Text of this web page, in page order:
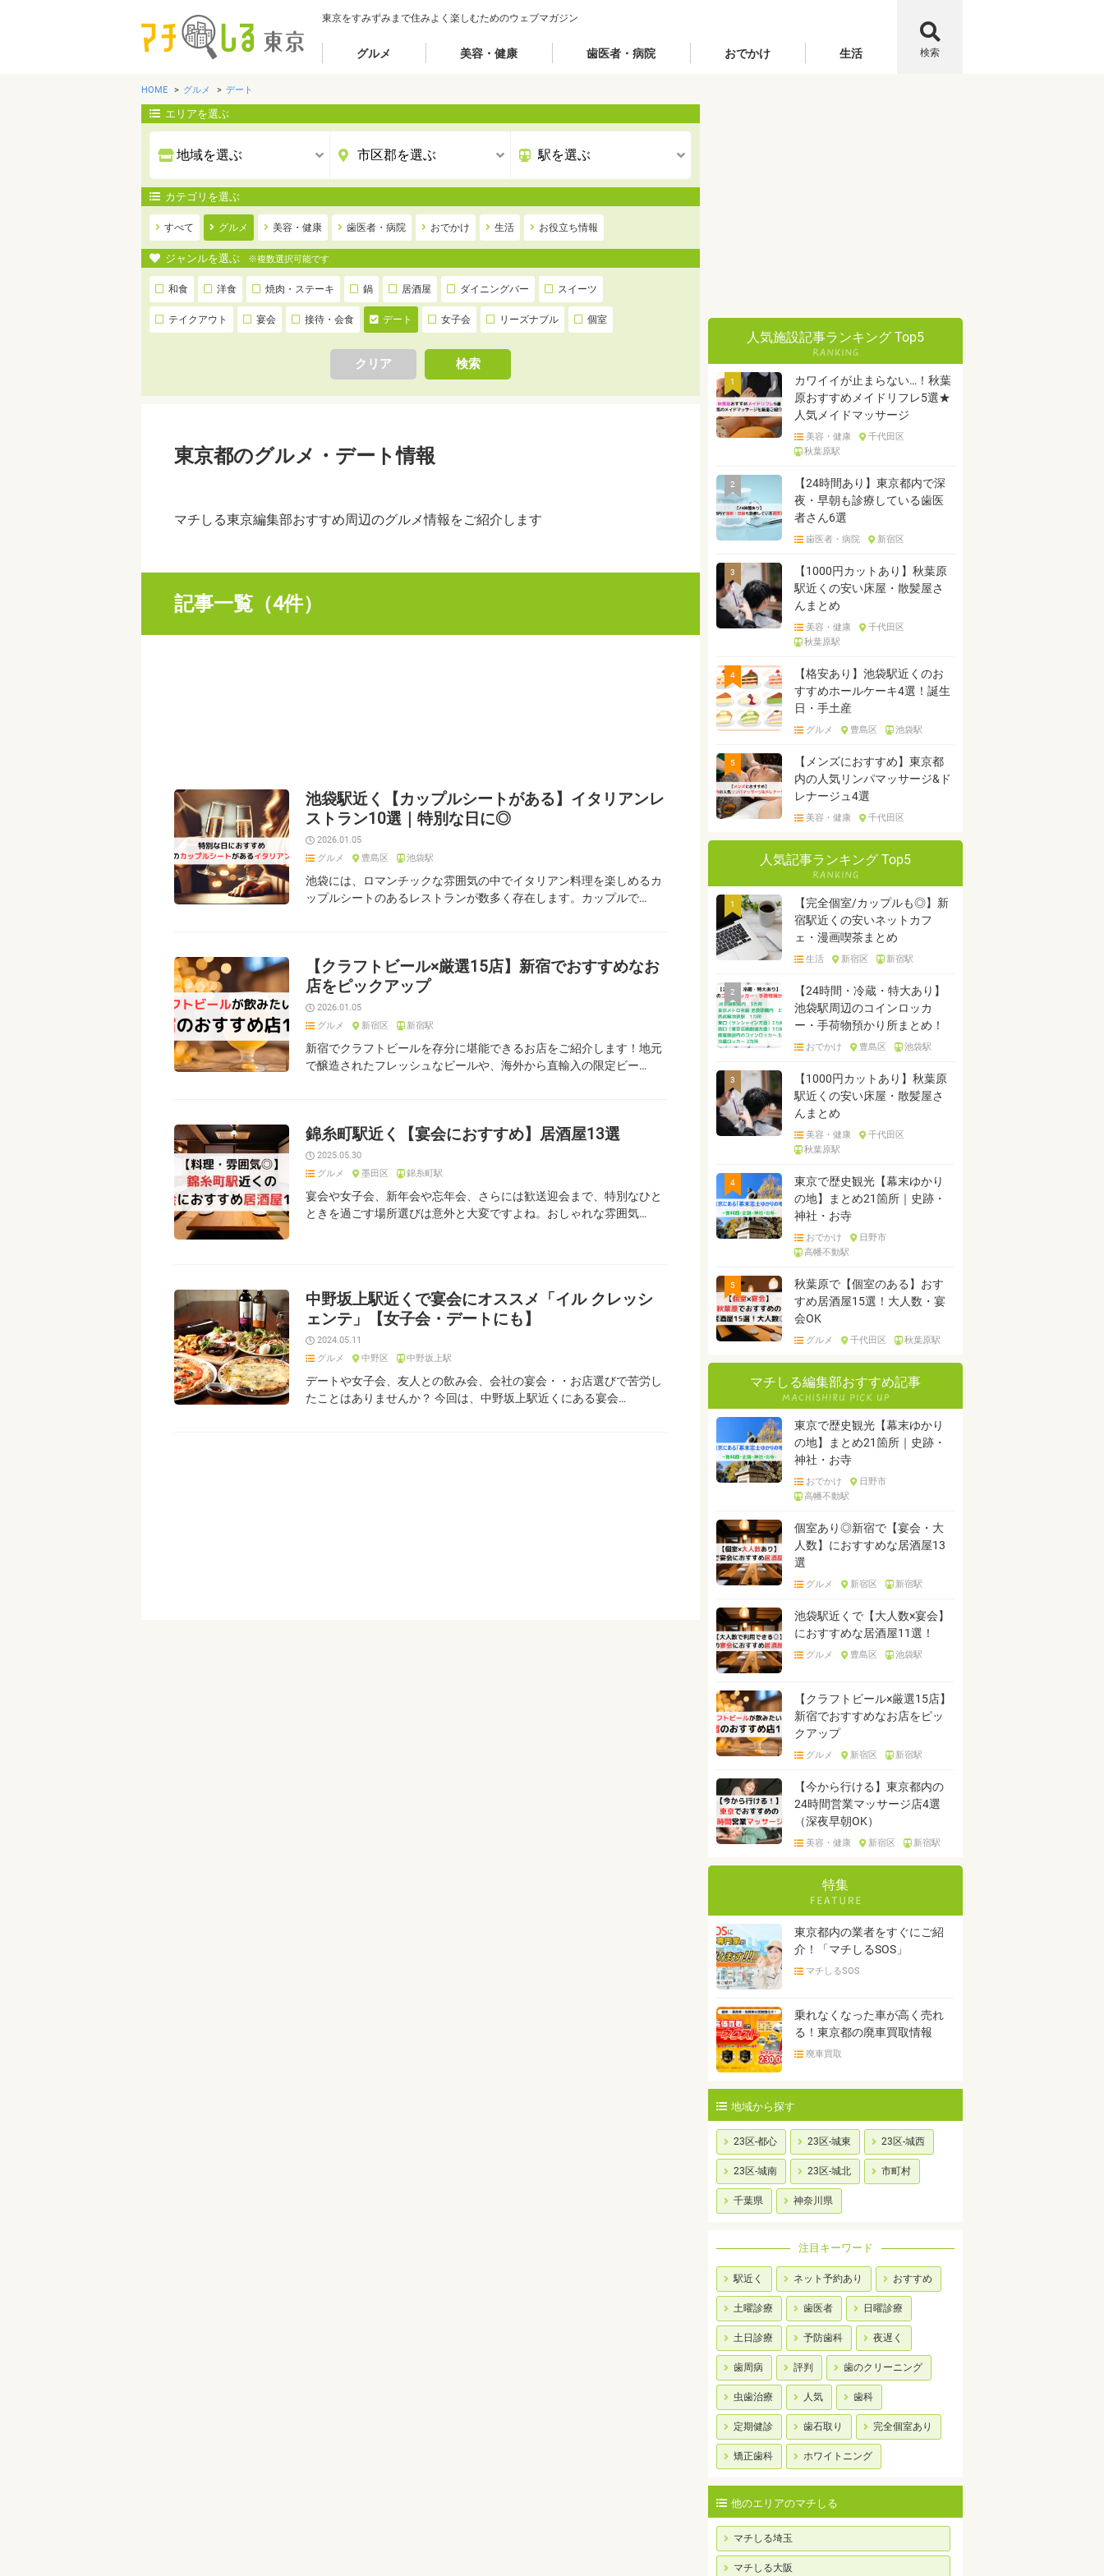
東京をすみずみまで住みよく楽しむためのウェブマガジン
グルメ 美容・健康 歯医者・病院 おでかけ 生活 検索
HOME グルメ デート
エリアを選ぶ
カテゴリを選ぶ
すべて グルメ 美容・健康 歯医者・病院 おでかけ 生活 お役立ち情報
ジャンルを選ぶ ※複数選択可能です
和食 洋食 焼肉・ステーキ 鍋 居酒屋 ダイニングバー スイーツ
テイクアウト 宴会 接待・会食 デート 女子会 リーズナブル 個室
クリア 検索
東京都のグルメ・デート情報
マチしる東京編集部おすすめ周辺のグルメ情報をご紹介します
記事一覧（4件）
池袋駅近く【カップルシートがある】イタリアンレ
ストラン10選｜特別な日に◎
2026.01.05
グルメ
豊島区 池袋駅
池袋には、ロマンチックな雰囲気の中でイタリアン料理を楽しめるカ
ップルシートのあるレストランが数多く存在します。カップルで…
【クラフトビール×厳選15店】新宿でおすすめなお
店をピックアップ
2026.01.05
グルメ
新宿区 新宿駅
新宿でクラフトビールを存分に堪能できるお店をご紹介します！地元
で醸造されたフレッシュなビールや、海外から直輸入の限定ビー…
錦糸町駅近く【宴会におすすめ】居酒屋13選
2025.05.30
グルメ
墨田区 錦糸町駅
宴会や女子会、新年会や忘年会、さらには歓送迎会まで、特別なひと
ときを過ごす場所選びは意外と大変ですよね。おしゃれな雰囲気…
中野坂上駅近くで宴会にオススメ「イル クレッシ
ェンテ」【女子会・デートにも】
2024.05.11
グルメ
中野区 中野坂上駅
デートや女子会、友人との飲み会、会社の宴会・・お店選びで苦労し
たことはありませんか？ 今回は、中野坂上駅近くにある宴会…
人気施設記事ランキング Top5
1
カワイイが止まらない…！秋葉
原おすすめメイドリフレ5選★
人気メイドマッサージ
美容・健康
千代田区
秋葉原駅
2
【24時間あり】東京都内で深
夜・早朝も診療している歯医
者さん6選
歯医者・病院 新宿区
3
【1000円カットあり】秋葉原
駅近くの安い床屋・散髪屋さ
んまとめ
美容・健康
千代田区
秋葉原駅
4
【格安あり】池袋駅近くのお
すすめホールケーキ4選！誕生
日・手土産
グルメ 豊島区 池袋駅
5
【メンズにおすすめ】東京都
内の人気リンパマッサージ&ド
レナージュ4選
美容・健康 千代田区
人気記事ランキング Top5
1
【完全個室/カップルも◎】新
宿駅近くの安いネットカフ
ェ・漫画喫茶まとめ
生活 新宿区 新宿駅
2
【24時間・冷蔵・特大あり】
池袋駅周辺のコインロッカ
ー・手荷物預かり所まとめ！
おでかけ 豊島区 池袋駅
3
【1000円カットあり】秋葉原
駅近くの安い床屋・散髪屋さ
んまとめ
美容・健康
千代田区
秋葉原駅
4
東京で歴史観光【幕末ゆかり
の地】まとめ21箇所｜史跡・
神社・お寺
おでかけ
日野市
高幡不動駅
5
秋葉原で【個室のある】おす
すめ居酒屋15選！大人数・宴
会OK
グルメ 千代田区 秋葉原駅
マチしる編集部おすすめ記事
東京で歴史観光【幕末ゆかり
の地】まとめ21箇所｜史跡・
神社・お寺
おでかけ
日野市
高幡不動駅
個室あり◎新宿で【宴会・大
人数】におすすめな居酒屋13
選
グルメ 新宿区 新宿駅
池袋駅近くで【大人数×宴会】
におすすめな居酒屋11選！
グルメ 豊島区 池袋駅
【クラフトビール×厳選15店】
新宿でおすすめなお店をピッ
クアップ
グルメ 新宿区 新宿駅
【今から行ける】東京都内の
24時間営業マッサージ店4選
（深夜早朝OK）
美容・健康 新宿区 新宿駅
特集
東京都内の業者をすぐにご紹
介！「マチしるSOS」
マチしるSOS
乗れなくなった車が高く売れ
る！東京都の廃車買取情報
廃車買取
地域から探す
23区-都心 23区-城東 23区-城西
23区-城南 23区-城北 市町村
千葉県 神奈川県
注目キーワード
駅近く ネット予約あり おすすめ
土曜診療 歯医者 日曜診療
土日診療 予防歯科 夜遅く
歯周病 評判 歯のクリーニング
虫歯治療 人気 歯科
定期健診 歯石取り 完全個室あり
矯正歯科 ホワイトニング
他のエリアのマチしる
マチしる埼玉
マチしる大阪